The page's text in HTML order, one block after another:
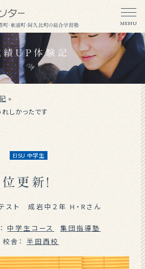
町・東浦町・阿久比町の総合学習塾 MENU
績UP体験記
Up
»
れしかったです
EISU 中学生
更新！
スト 成岩中２年 H・Rさん
中学生コース
集団指導塾
校舎：半田西校